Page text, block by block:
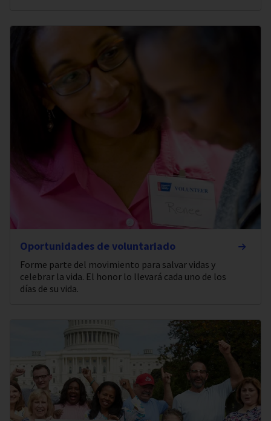
Oportunidades de voluntariado
Forme parte del movimiento para salvar vidas y
celebrar la vida. El honor lo llevará cada uno de los
días de su vida.